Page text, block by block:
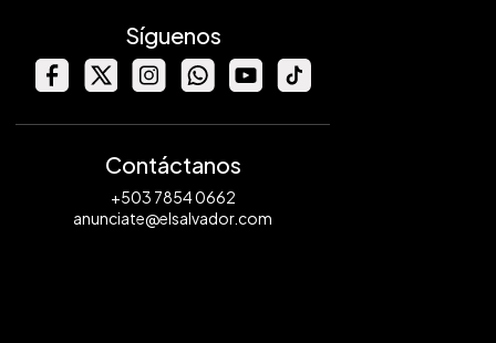
Síguenos
Contáctanos
+503 7854 0662
anunciate@elsalvador.com